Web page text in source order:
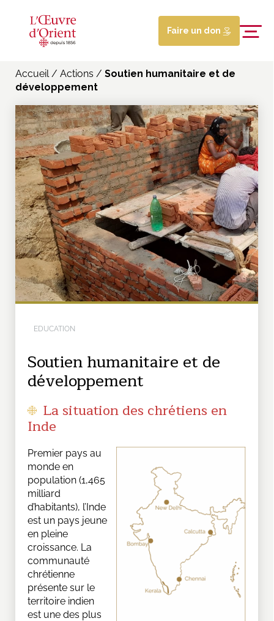
Faire un don
Accueil/ Actions / Soutien humanitaire et de
développement
EDUCATION
Soutien humanitaire et de
développement
La situation des chrétiens en
Inde
Premier pays au
monde en
population (1,465
milliard
d’habitants), l’Inde
est un pays jeune
en pleine
croissance. La
communauté
chrétienne
présente sur le
territoire indien
est une des plus